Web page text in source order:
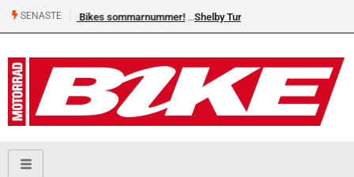
SENASTE Shelby Turner, klar för GGN